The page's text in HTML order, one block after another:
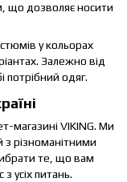
що дозволяє носити
у кольорах
Залежно від
потрібний одяг.
магазині VIKING. Ми
різноманітними
те, що вам
усіх питань.